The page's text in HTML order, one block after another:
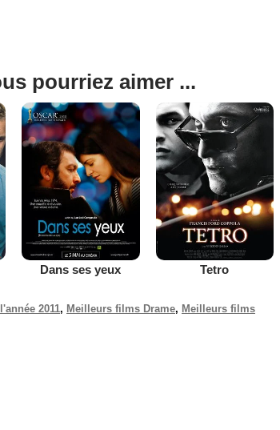
pourriez aimer ...
Dans ses yeux Tetro
2011, Meilleurs films Drame, Meilleurs films